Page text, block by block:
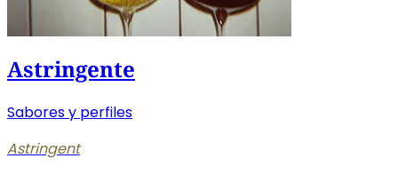
Astringente
Sabores y perfiles
Astringent